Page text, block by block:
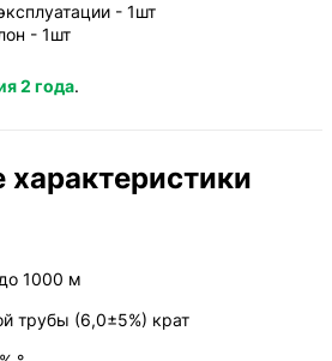
- 1шт
- 1шт
2 года.
характеристики
1000 м
трубы (6,0±5%) крат